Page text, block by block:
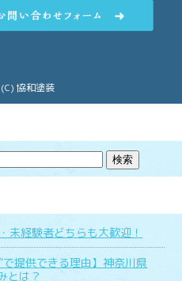
協和塗装
未経験者どちらも大歓迎！
提供できる理由】神奈川県
とは？